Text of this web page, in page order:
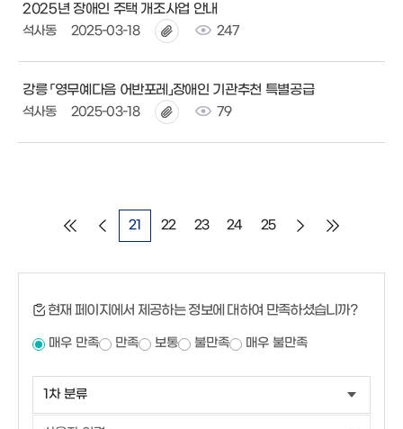
2025년 장애인 주택 개조사업 안내
석사동 2025-03-18 247
강릉 「영무예다음 어반포레」장애인 기관추천 특별공급
석사동 2025-03-18 79
21 22 23 24 25
현재 페이지에서 제공하는 정보에 대하여 만족하셨습니까?
매우 만족 만족 보통 불만족 매우 불만족